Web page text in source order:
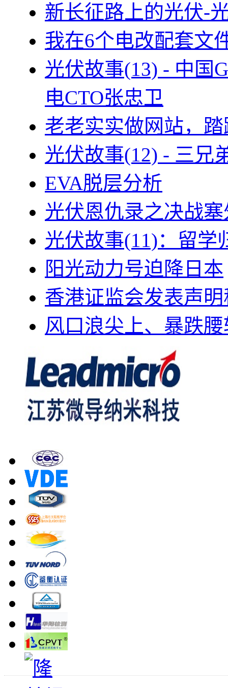
新长征路上的光伏-
我在6个电改配套文
光伏故事(13) - 中国
电CTO张忠卫
老老实实做网站，
光伏故事(12) - 三兄
EVA脱层分析
光伏恩仇录之决战
光伏故事(11)：留学
阳光动力号迫降日本
香港证监会发表声
风口浪尖上、暴跌